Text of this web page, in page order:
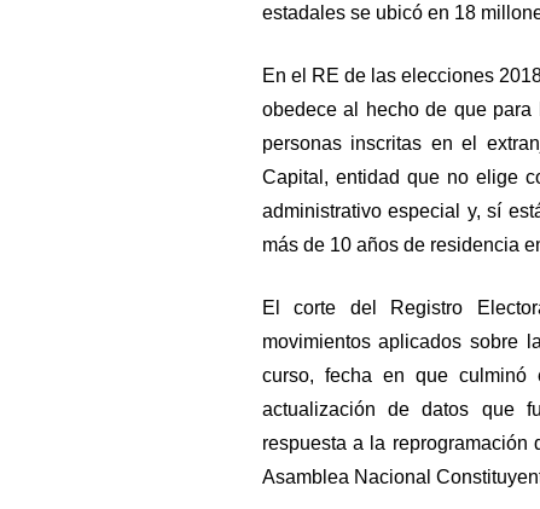
estadales se ubicó en 18
En el RE de las elecciones
obedece al hecho de que
personas inscritas en el
Capital, entidad que no elige
administrativo especial y, sí
más de 10 años de residencia
El corte del Registro
movimientos aplicados sobre
curso, fecha en que
actualización de datos que
respuesta a la
Asamblea Nacional